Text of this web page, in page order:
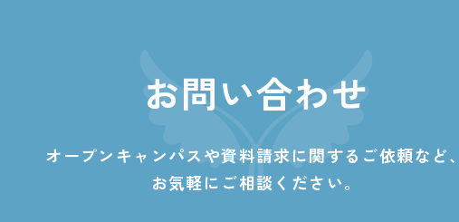
お問い合わせ
オープンキャンパスや資料請求に関する ご依頼など
お気軽にご相談ください。